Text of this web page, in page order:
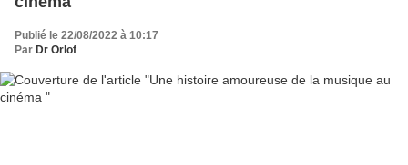
Publié le 22/08/2022 à 10:17
Par Dr Orlof